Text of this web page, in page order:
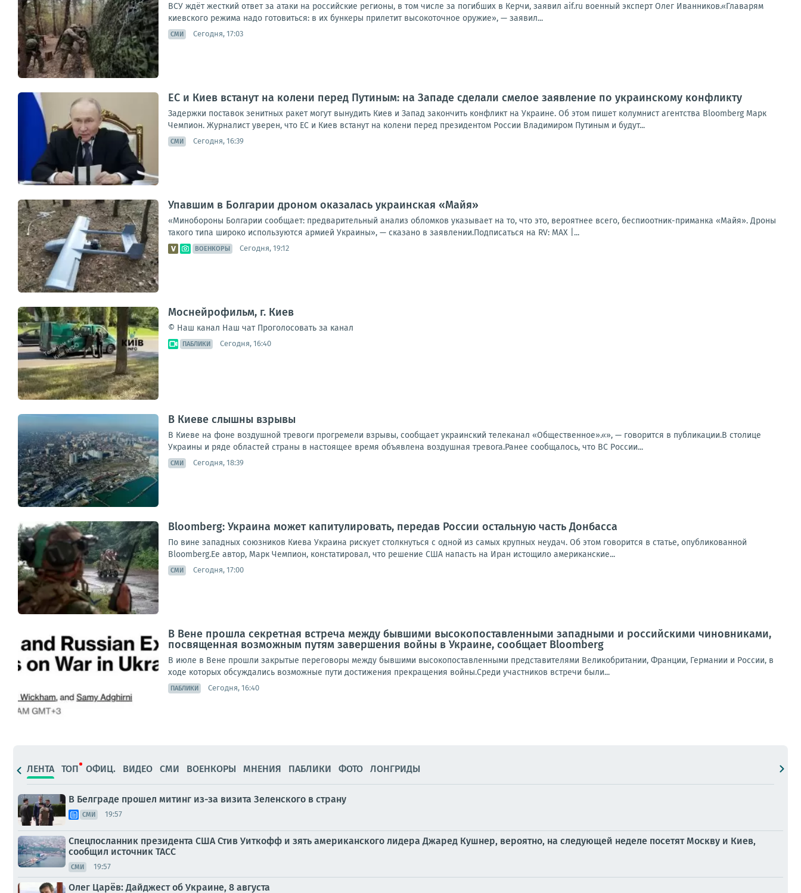
ВСУ ждёт жесткий ответ за атаки на российские регионы, в том числе за погибших в Керчи, заявил aif.ru военный эксперт Олег Иванников.«Главарям
киевского режима надо готовиться: в их бункеры прилетит высокоточное оружие», — заявил...
СМИ Сегодня, 17:03
ЕС и Киев встанут на колени перед Путиным: на Западе сделали смелое заявление по украинскому конфликту
Задержки поставок зенитных ракет могут вынудить Киев и Запад закончить конфликт на Украине. Об этом пишет колумнист агентства Bloomberg Марк
Чемпион. Журналист уверен, что ЕС и Киев встанут на колени перед президентом России Владимиром Путиным и будут...
СМИ Сегодня, 16:39
Упавшим в Болгарии дроном оказалась украинская «Майя»
«Минобороны Болгарии сообщает: предварительный анализ обломков указывает на то, что это, вероятнее всего, беспиоотник-приманка «Майя». Дроны
такого типа широко используются армией Украины», — сказано в заявлении.Подписаться на RV: MAX |...
ВОЕНКОРЫ Сегодня, 19:12
Моснейрофильм, г. Киев
© Наш канал Наш чат Проголосовать за канал
ПАБЛИКИ Сегодня, 16:40
В Киеве слышны взрывы
В Киеве на фоне воздушной тревоги прогремели взрывы, сообщает украинский телеканал «Общественное».«», — говорится в публикации.В столице
Украины и ряде областей страны в настоящее время объявлена воздушная тревога.Ранее сообщалось, что ВС России...
СМИ Сегодня, 18:39
Bloomberg: Украина может капитулировать, передав России остальную часть Донбасса
По вине западных союзников Киева Украина рискует столкнуться с одной из самых крупных неудач. Об этом говорится в статье, опубликованной
Bloomberg.Ее автор, Марк Чемпион, констатировал, что решение США напасть на Иран истощило американские...
СМИ Сегодня, 17:00
В Вене прошла секретная встреча между бывшими высокопоставленными западными и российскими чиновниками,
посвященная возможным путям завершения войны в Украине, сообщает Bloomberg
В июле в Вене прошли закрытые переговоры между бывшими высокопоставленными представителями Великобритании, Франции, Германии и России, в
ходе которых обсуждались возможные пути достижения прекращения войны.Среди участников встречи были...
ПАБЛИКИ Сегодня, 16:40
ЛЕНТА ТОП ОФИЦ. ВИДЕО СМИ ВОЕНКОРЫ МНЕНИЯ ПАБЛИКИ ФОТО ЛОНГРИДЫ
В Белграде прошел митинг из-за визита Зеленского в страну
СМИ 19:57
Спецпосланник президента США Стив Уиткофф и зять американского лидера Джаред Кушнер, вероятно, на следующей неделе посетят Москву и Киев,
сообщил источник ТАСС
СМИ 19:57
Олег Царёв: Дайджест об Украине, 8 августа